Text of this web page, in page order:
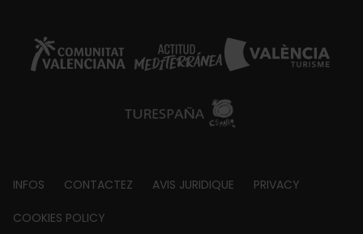
Footer
about
INFOS CONTACTEZ AVIS JURIDIQUE PRIVACY
COOKIES POLICY